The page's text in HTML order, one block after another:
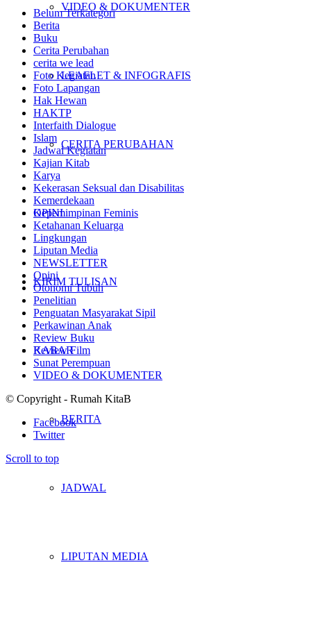
VIDEO & DOKUMENTER
LEAFLET & INFOGRAFIS
CERITA PERUBAHAN
OPINI
KIRIM TULISAN
KABAR
BERITA
JADWAL
LIPUTAN MEDIA
Belum Terkategori
Berita
Buku
Cerita Perubahan
cerita we lead
Foto Kegiatan
Foto Lapangan
Hak Hewan
HAKTP
Interfaith Dialogue
Islam
Jadwal Kegiatan
Kajian Kitab
Karya
Kekerasan Seksual dan Disabilitas
Kemerdekaan
Kepemimpinan Feminis
Ketahanan Keluarga
Lingkungan
Liputan Media
NEWSLETTER
Opini
Otonomi Tubuh
Penelitian
Penguatan Masyarakat Sipil
Perkawinan Anak
Review Buku
Review Film
Sunat Perempuan
VIDEO & DOKUMENTER
© Copyright - Rumah KitaB
Facebook
Twitter
Scroll to top